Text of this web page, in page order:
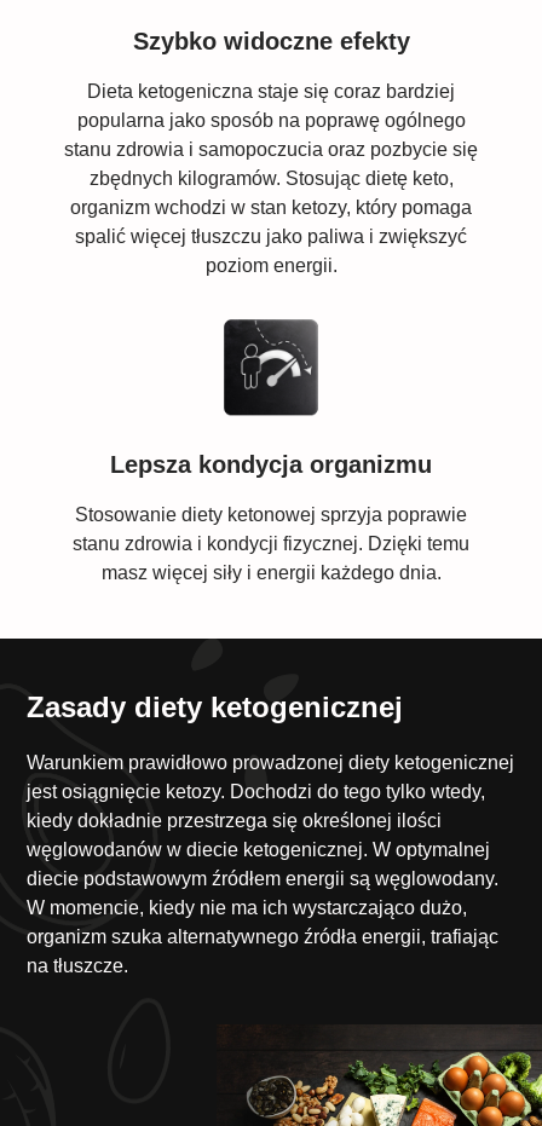
Szybko widoczne efekty
Dieta ketogeniczna staje się coraz bardziej
popularna jako sposób na poprawę ogólnego
stanu zdrowia i samopoczucia oraz pozbycie się
zbędnych kilogramów. Stosując dietę keto,
organizm wchodzi w stan ketozy, który pomaga
spalić więcej tłuszczu jako paliwa i zwiększyć
poziom energii.
Lepsza kondycja organizmu
Stosowanie diety ketonowej sprzyja poprawie
stanu zdrowia i kondycji fizycznej. Dzięki temu
masz więcej siły i energii każdego dnia.
Zasady diety ketogenicznej
Warunkiem prawidłowo prowadzonej diety ketogenicznej
jest osiągnięcie ketozy. Dochodzi do tego tylko wtedy,
kiedy dokładnie przestrzega się określonej ilości
węglowodanów w diecie ketogenicznej. W optymalnej
diecie podstawowym źródłem energii są węglowodany.
W momencie, kiedy nie ma ich wystarczająco dużo,
organizm szuka alternatywnego źródła energii, trafiając
na tłuszcze.